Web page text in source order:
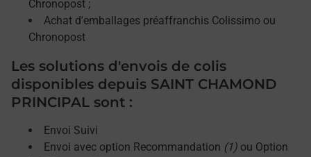
Chronopost ;
Achat d'emballages préaffranchis Colissimo ou
Chronopost
Les solutions d'envois de colis
disponibles depuis SAINT CHAMOND
PRINCIPAL sont :
Envoi Suivi
Envoi avec option Recommandation (1) ou Option